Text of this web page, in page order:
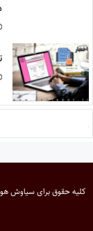
کلیه حقوق برایسیاوش